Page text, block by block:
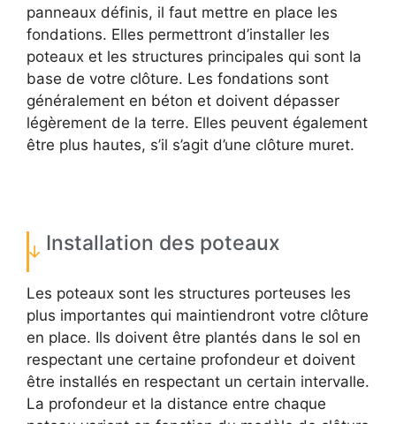
panneaux définis, il faut mettre en place les
fondations. Elles permettront d’installer les
poteaux et les structures principales qui sont la
base de votre clôture. Les fondations sont
généralement en béton et doivent dépasser
légèrement de la terre. Elles peuvent également
être plus hautes, s’il s’agit d’une clôture muret.
Installation des poteaux
Les poteaux sont les structures porteuses les
plus importantes qui maintiendront votre clôture
en place. Ils doivent être plantés dans le sol en
respectant une certaine profondeur et doivent
être installés en respectant un certain intervalle.
La profondeur et la distance entre chaque